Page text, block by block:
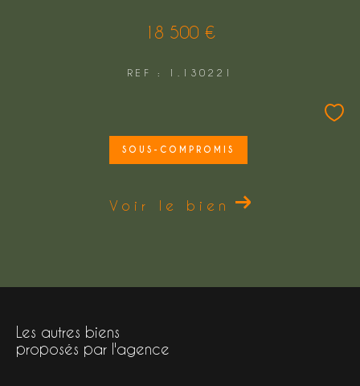
18 500 €
REF : 1.130221
SOUS-COMPROMIS
Voir le bien
Les autres biens
proposés par l'agence
Rechercher